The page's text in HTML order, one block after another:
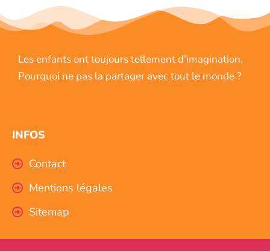
Les enfants ont toujours tellement d’imagination.
Pourquoi ne pas la partager avec tout le monde ?
INFOS
Contact
Mentions légales
Sitemap